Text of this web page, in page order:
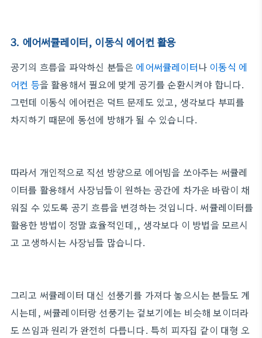
3. 에어써큘레이터, 이동식 에어컨 활용
공기의 흐름을 파악하신 분들은 에어써큘레이터나 이동식 에
어컨 등을 활용해서 필요에 맞게 공기를 순환시켜야 합니다.
그런데 이동식 에어컨은 덕트 문제도 있고, 생각보다 부피를
차지하기 때문에 동선에 방해가 될 수 있습니다.
따라서 개인적으로 직선 방향으로 에어빔을 쏘아주는 써큘레
이터를 활용해서 사장님들이 원하는 공간에 차가운 바람이 채
워질 수 있도록 공기 흐름을 변경하는 것입니다. 써큘레이터를
활용한 방법이 정말 효율적인데,, 생각보다 이 방법을 모르시
고 고생하시는 사장님들 많습니다.
그리고 써큘레이터 대신 선풍기를 가져다 놓으시는 분들도 계
시는데, 써큘레이터랑 선풍기는 겉보기에는 비슷해 보이더라
도 쓰임과 원리가 완전히 다릅니다. 특히 피자집 같이 대형 오